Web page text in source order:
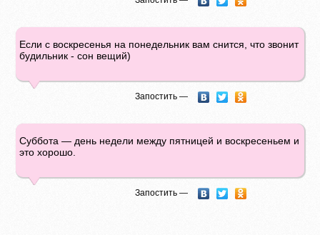
Если с воскресенья на понедельник вам снится, что звонит
будильник - сон вещий)
Запостить —
Суббота — день недели между пятницей и воскресеньем и
это хорошо.
Запостить —